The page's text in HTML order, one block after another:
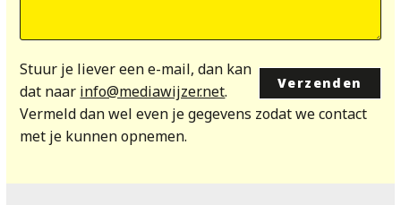
Stuur je liever een e-mail, dan kan
dat naar info@mediawijzer.net.
Vermeld dan wel even je gegevens zodat we contact
met je kunnen opnemen.